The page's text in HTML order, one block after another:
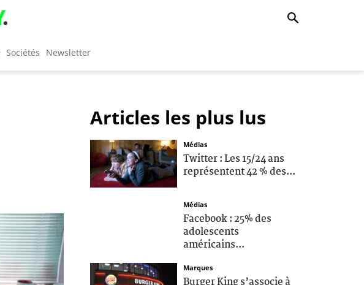
Sociétés Newsletter
Articles les plus lus
Médias
Twitter : Les 15/24 ans
représentent 42 % des...
Médias
Facebook : 25% des
adolescents
américains...
Marques